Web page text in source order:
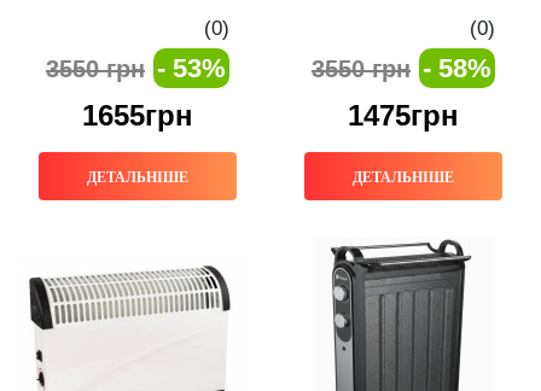
(0)
3550 грн - 53%
1655грн
ДЕТАЛЬНІШЕ
(0)
3550 грн - 58%
1475грн
ДЕТАЛЬНІШЕ